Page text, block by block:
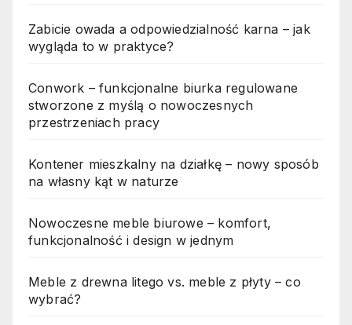
Zabicie owada a odpowiedzialność karna – jak
wygląda to w praktyce?
Conwork – funkcjonalne biurka regulowane
stworzone z myślą o nowoczesnych
przestrzeniach pracy
Kontener mieszkalny na działkę – nowy sposób
na własny kąt w naturze
Nowoczesne meble biurowe – komfort,
funkcjonalność i design w jednym
Meble z drewna litego vs. meble z płyty – co
wybrać?